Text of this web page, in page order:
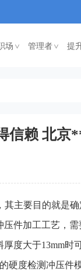
场< 管理者< 提
信赖 北京
主要目的就是
件加工工艺，需
度大于13mm时
硬度检测冲压件